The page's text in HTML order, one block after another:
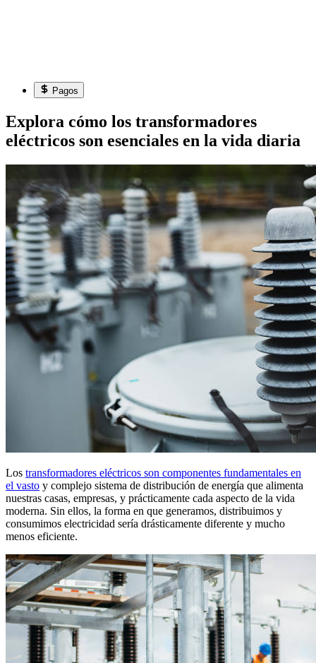
Pagos
Explora cómo los transformadores
eléctricos son esenciales en la vida diaria
Los transformadores eléctricos son componentes fundamentales en
el vasto y complejo sistema de distribución de energía que alimenta
nuestras casas, empresas, y prácticamente cada aspecto de la vida
moderna. Sin ellos, la forma en que generamos, distribuimos y
consumimos electricidad sería drásticamente diferente y mucho
menos eficiente.